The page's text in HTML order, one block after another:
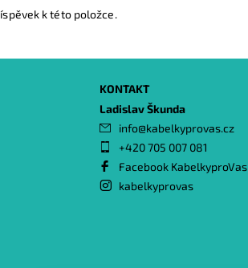
k této položce.
KONTAKT
Ladislav Škunda
info@kabelkyprovas.cz
+420 705 007 081
Facebook KabelkyproVas
kabelkyprovas